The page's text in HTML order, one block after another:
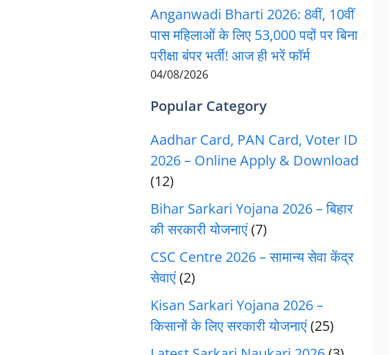
Anganwadi Bharti 2026: 8वीं, 10वीं
पास महिलाओं के लिए 53,000 पदों पर बिना
परीक्षा बंपर भर्ती! आज ही भरें फॉर्म
04/08/2026
Popular Category
Aadhar Card, PAN Card, Voter ID
2026 – Online Apply & Download
(12)
Bihar Sarkari Yojana 2026 – बिहार
की सरकारी योजनाएं(7)
CSC Centre 2026 – सामान्य सेवा केंद्र
सेवाएं(2)
Kisan Sarkari Yojana 2026 –
किसानों के लिए सरकारी योजनाएं(25)